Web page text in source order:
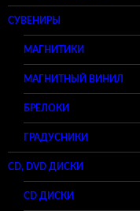
СУВЕНИРЫ
МАГНИТИКИ
МАГНИТНЫЙ ВИНИЛ
БРЕЛОКИ
ГРАДУСНИКИ
CD, DVD ДИСКИ
CD ДИСКИ